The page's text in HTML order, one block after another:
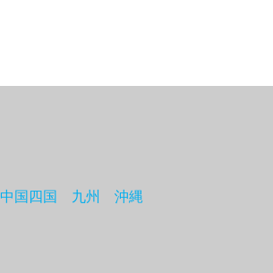
中国四国 九州 沖縄